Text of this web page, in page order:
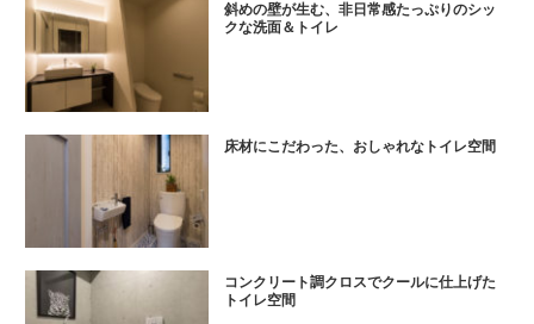
斜めの壁が生む、非日常感たっぷりのシッ
クな洗面＆トイレ
床材にこだわった、おしゃれなトイレ空間
コンクリート調クロスでクールに仕上げた
トイレ空間